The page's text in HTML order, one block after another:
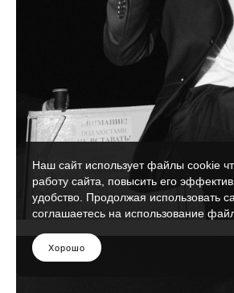
Наш сайт использует файлы cookie
работу сайта, повысить его
удобство. Продолжая использовать
соглашаетесь на использование
Хорошо